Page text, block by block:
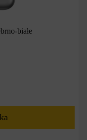
białe